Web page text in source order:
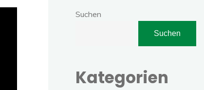
Suchen
Suchen
Kategorien